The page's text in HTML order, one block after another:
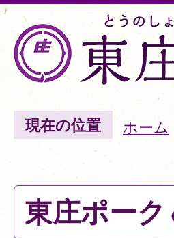
現在の位置 ホーム
東庄ポー